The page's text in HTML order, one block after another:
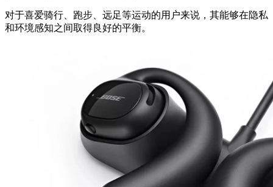
对于喜爱骑行、跑步、远足等运动的用户来说，其能够在隐私
和环境感知之间取得良好的平衡。